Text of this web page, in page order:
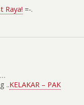
Raya! =-.
..KELAKAR – PAK